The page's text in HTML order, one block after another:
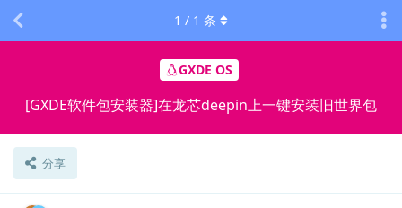
GXDE OS
[GXDE软件包安装器]在龙芯deepin上一键安装旧世界包
分享
1 / 1 条